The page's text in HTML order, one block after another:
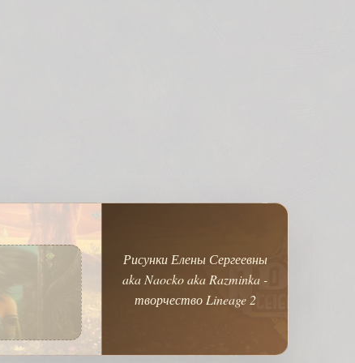
Рисунки Елены Сергеевны
aka Naocko aka Razminka -
творчество Lineage 2